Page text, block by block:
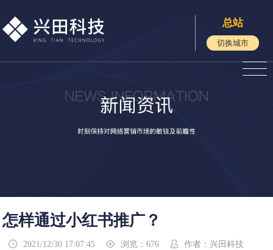
总站
切换城市
怎样通过小红书推广？
 2021/12/30 17:07:45  浏览：676  作者：兴田科技